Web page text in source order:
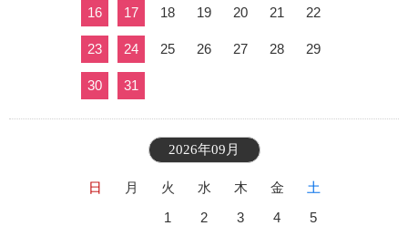
16 17 18 19 20 21 22
23 24 25 26 27 28 29
30 31
2026年09月
日 月 火 水 木 金
土
1
2 3 4 5